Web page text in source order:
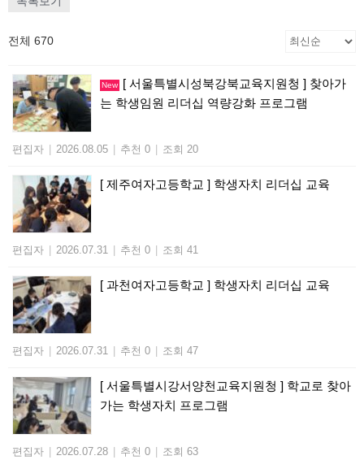
전체 670
New
[ 서울특별시성북강북교육지원청 ] 찾아가
는 학생임원 리더십 역량강화 프로그램
편집자 2026.08.05 추천 0 조회 20
[ 제주여자고등학교 ] 학생자치 리더십 교육
편집자 2026.07.31 추천 0 조회 41
[ 과천여자고등학교 ] 학생자치 리더십 교육
편집자 2026.07.31 추천 0 조회 47
[ 서울특별시강서양천교육지원청 ] 학교로 찾아
가는 학생자치 프로그램
편집자 2026.07.28 추천 0 조회 63